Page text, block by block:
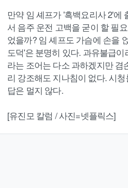
만약 임 셰프가 '흑백요리사 2'에
서 음주 운전 고백을 굳이 할 필
었을까? 임 셰프도 가슴에 손을
도덕'은 분명히 있다. 과유불급이
라는 조어는 다소 과하겠지만 겸
리 강조해도 지나침이 없다. 시
답은 멀지 않다.
[유진모 칼럼 / 사진=넷플릭스]